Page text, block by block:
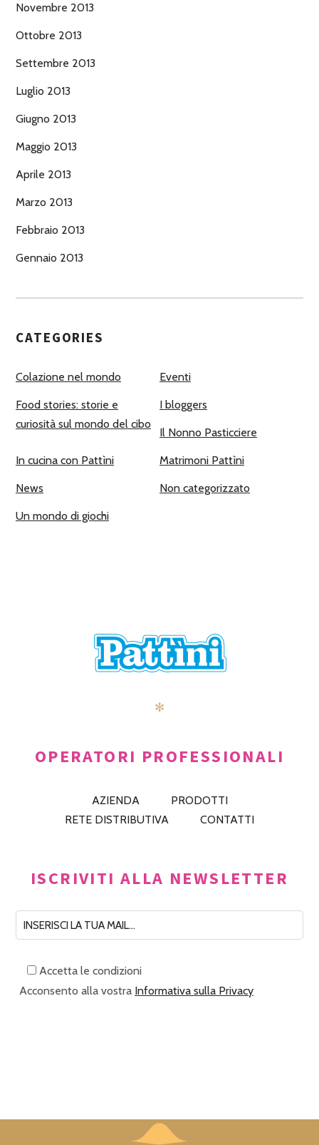
Novembre 2013
Ottobre 2013
Settembre 2013
Luglio 2013
Giugno 2013
Maggio 2013
Aprile 2013
Marzo 2013
Febbraio 2013
Gennaio 2013
CATEGORIES
Colazione nel mondo Eventi
Food stories: storie e
curiosità sul mondo del cibo
I bloggers
Il Nonno Pasticciere
In cucina con Pattìni Matrimoni Pattìni
News Non categorizzato
Un mondo di giochi
✻
OPERATORI PROFESSIONALI
AZIENDA
PRODOTTI
RETE DISTRIBUTIVA
CONTATTI
ISCRIVITI ALLA NEWSLETTER
Accetta le condizioni
Acconsento alla vostra Informativa sulla Privacy